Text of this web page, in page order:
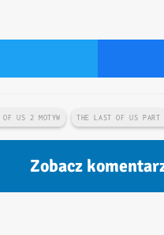
US 2 MOTYW THE LAST OF US PART
Zobacz